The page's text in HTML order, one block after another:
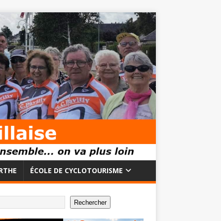
ÉCOLE DE CYCLOTOURISME
Rechercher